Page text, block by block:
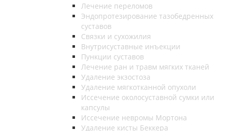
Лечение переломов
Эндопротезирование тазобедренных
суставов
Связки и сухожилия
Внутрисуставные инъекции
Пункции суставов
Лечение ран и травм мягких тканей
Удаление экзостоза
Удаление мягкотканной опухоли
Иссечение околосуставной сумки или
капсулы
Иссечение невромы Мортона
Удаление кисты Беккера